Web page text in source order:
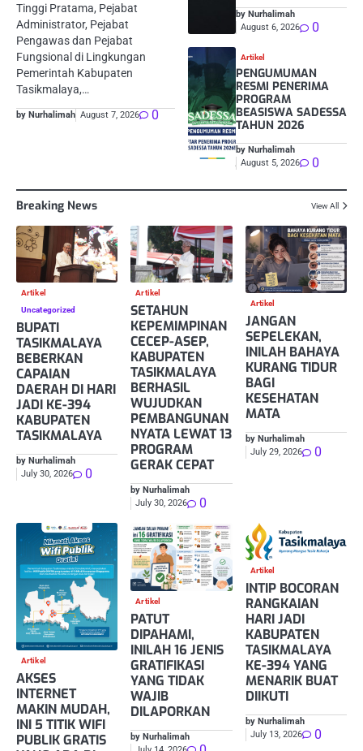
Tinggi Pratama, Pejabat
Administrator, Pejabat
Pengawas dan Pejabat
Fungsional di Lingkungan
Pemerintah Kabupaten
Tasikmalaya,…
by Nurhalimah August 7, 2026 0
by Nurhalimah
August 6, 2026
0
Artikel
PENGUMUMAN
RESMI PENERIMA
PROGRAM
BEASISWA SADESSA
TAHUN 2026
by Nurhalimah
August 5, 2026
0
Breaking News View All
Artikel
Uncategorized
BUPATI
TASIKMALAYA
BEBERKAN
CAPAIAN
DAERAH DI HARI
JADI KE-394
KABUPATEN
TASIKMALAYA
by Nurhalimah
July 30, 2026
0
Artikel
SETAHUN
KEPEMIMPINAN
CECEP-ASEP,
KABUPATEN
TASIKMALAYA
BERHASIL
WUJUDKAN
PEMBANGUNAN
NYATA LEWAT 13
PROGRAM
GERAK CEPAT
by Nurhalimah
July 30, 2026
0
Artikel
JANGAN
SEPELEKAN,
INILAH BAHAYA
KURANG TIDUR
BAGI
KESEHATAN
MATA
by Nurhalimah
July 29, 2026
0
Artikel
AKSES
INTERNET
MAKIN MUDAH,
INI 5 TITIK WIFI
PUBLIK GRATIS
Artikel
PATUT
DIPAHAMI,
INILAH 16 JENIS
GRATIFIKASI
YANG TIDAK
WAJIB
DILAPORKAN
by Nurhalimah
Artikel
INTIP BOCORAN
RANGKAIAN
HARI JADI
KABUPATEN
TASIKMALAYA
KE-394 YANG
MENARIK BUAT
DIIKUTI
by Nurhalimah
July 13, 2026
0